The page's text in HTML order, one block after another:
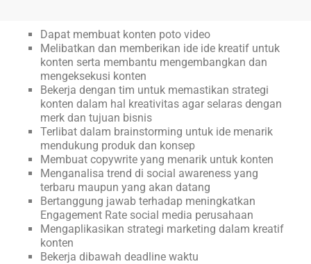
Dapat membuat konten poto video
Melibatkan dan memberikan ide ide kreatif untuk
konten serta membantu mengembangkan dan
mengeksekusi konten
Bekerja dengan tim untuk memastikan strategi
konten dalam hal kreativitas agar selaras dengan
merk dan tujuan bisnis
Terlibat dalam brainstorming untuk ide menarik
mendukung produk dan konsep
Membuat copywrite yang menarik untuk konten
Menganalisa trend di social awareness yang
terbaru maupun yang akan datang
Bertanggung jawab terhadap meningkatkan
Engagement Rate social media perusahaan
Mengaplikasikan strategi marketing dalam kreatif
konten
Bekerja dibawah deadline waktu